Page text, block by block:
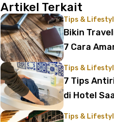
Artikel Terkait
Tips &
Bikin
7 Cara
Tips &
7 Tips
di Hotel
Tips &